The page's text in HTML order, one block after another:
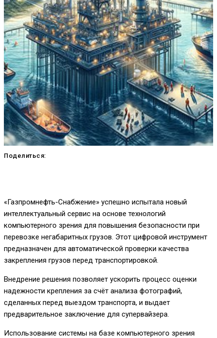
Поделиться:
«Газпромнефть-Снабжение» успешно испытала новый
интеллектуальный сервис на основе технологий
компьютерного зрения для повышения безопасности при
перевозке негабаритных грузов. Этот цифровой инструмент
предназначен для автоматической проверки качества
закрепления грузов перед транспортировкой.
Внедрение решения позволяет ускорить процесс оценки
надежности крепления за счёт анализа фотографий,
сделанных перед выездом транспорта, и выдает
предварительное заключение для супервайзера.
Использование системы на базе компьютерного зрения